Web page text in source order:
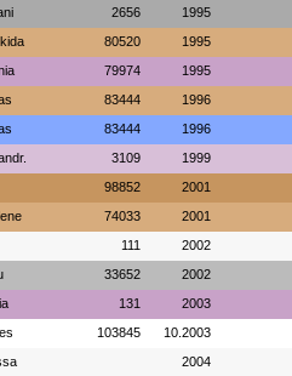
2656 1995
80520 1995
79974 1995
83444 1996
83444 1996
3109 1999
98852 2001
74033 2001
111 2002
33652 2002
131 2003
103845 10.2003
2004